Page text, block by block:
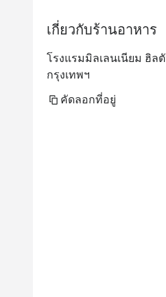
เกี่ยวกับร้านอาหาร
โรงแรมมิลเลนเนียม ฮิล
กรุงเทพฯ
คัดลอกที่อยู่